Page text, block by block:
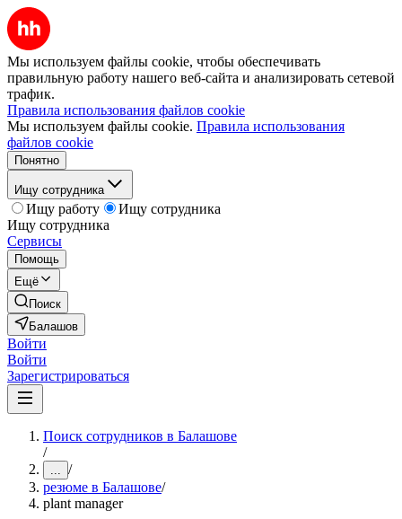
Мы используем файлы cookie, чтобы обеспечивать
правильную работу нашего веб-сайта и анализировать сетевой
трафик.
Правила использования файлов cookie
Мы используем файлы cookie. Правила использования
файлов cookie
Понятно
Ищу сотрудника
Ищу работу
Ищу сотрудника
Ищу сотрудника
Сервисы
Помощь
Ещё
Поиск
Балашов
Войти
Войти
Зарегистрироваться
Поиск сотрудников в Балашове
/
... /
резюме в Балашове/
plant manager